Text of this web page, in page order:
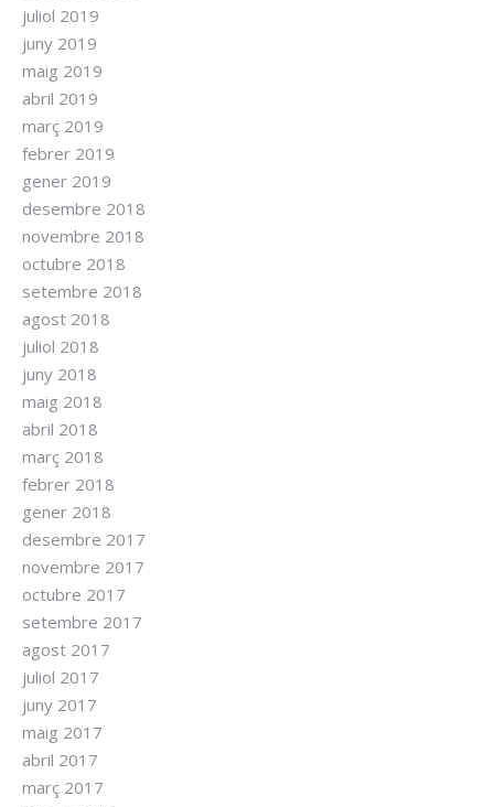
juliol 2019
juny 2019
maig 2019
abril 2019
març 2019
febrer 2019
gener 2019
desembre 2018
novembre 2018
octubre 2018
setembre 2018
agost 2018
juliol 2018
juny 2018
maig 2018
abril 2018
març 2018
febrer 2018
gener 2018
desembre 2017
novembre 2017
octubre 2017
setembre 2017
agost 2017
juliol 2017
juny 2017
maig 2017
abril 2017
març 2017